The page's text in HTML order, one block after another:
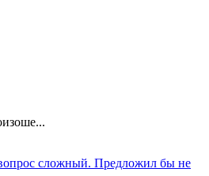
сложный. Предложил бы не